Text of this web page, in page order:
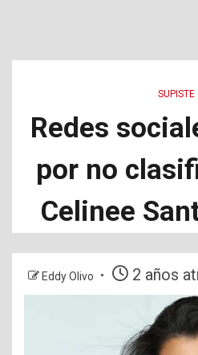
SUPISTE
Redes
por no
Celinee
Eddy Olivo 2 años